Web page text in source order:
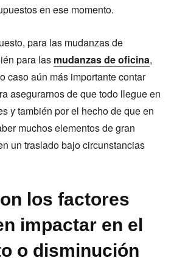
en ese momento.
para las mudanzas de
para las mudanzas de oficina,
caso aún más importante contar
asegurarnos de que todo llegue en
y también por el hecho de que en
muchos elementos de gran
un traslado bajo circunstancias
los factores
impactar en el
o disminución